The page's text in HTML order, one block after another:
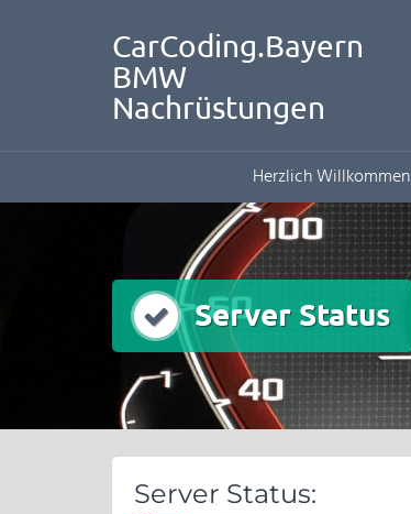
CarCoding.Bayern
BMW
Nachrüstungen
Herzlich Willkommen
Server Status
Server Status: